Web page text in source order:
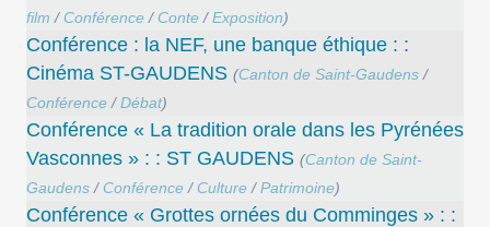
film / Conférence / Conte /Exposition)
Conférence : la NEF, une banque éthique : :
Cinéma ST-GAUDENS (Canton de Saint-Gaudens /
Conférence /Débat)
Conférence « La tradition orale dans les Pyrénées
Vasconnes » : : ST GAUDENS (Canton de Saint-
Gaudens / Conférence / Culture /Patrimoine)
Conférence « Grottes ornées du Comminges » : :